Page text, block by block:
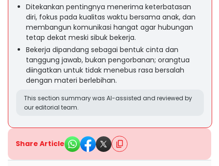
Ditekankan pentingnya menerima keterbatasan
diri, fokus pada kualitas waktu bersama anak, dan
membangun komunikasi hangat agar hubungan
tetap dekat meski sibuk bekerja.
Bekerja dipandang sebagai bentuk cinta dan
tanggung jawab, bukan pengorbanan; orangtua
diingatkan untuk tidak menebus rasa bersalah
dengan materi berlebihan.
This section summary was AI-assisted and reviewed by
our editorial team.
Share Article